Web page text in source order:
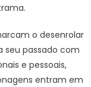
o desenrolar
seu passado com
e pessoais,
entram em